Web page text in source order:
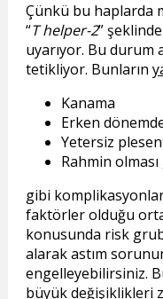
Çünkü bu haplarda
“T helper-2”
uyarıyor. Bu durum
tetikliyor. Bunların
Kanama
Erken
Yetersiz
Rahmin
gibi
faktörler olduğu
konusunda risk
alarak astım
engelleyebilirsiniz.
büyük değişiklikleri